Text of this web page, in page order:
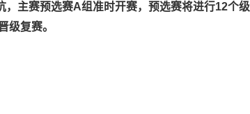
主赛预选赛A组准时开赛，预选赛将进行12个级
级复赛。